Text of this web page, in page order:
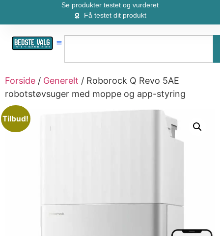
Se produkter testet og vurderet
Få testet dit produkt
Forside / Generelt / Roborock Q Revo 5AE
robotstøvsuger med moppe og app-styring
Tilbud!